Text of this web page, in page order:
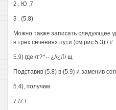
2 , Ю ,7
3 . (5.8)
Можно также записать следующее
в трех сечениях пути (см.рис.5.3) / #
5.9) где /т?^-- ¿//¿Л/ щ
Подставив (5.8) в (5.9) и заменив
5.4), получим
7 /7 I